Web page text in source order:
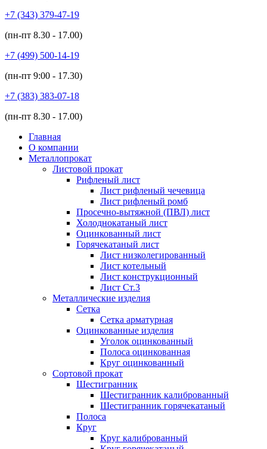
+7 (343) 379-47-19
(пн-пт 8.30 - 17.00)
+7 (499) 500-14-19
(пн-пт 9:00 - 17.30)
+7 (383) 383-07-18
(пн-пт 8.30 - 17.00)
Главная
О компании
Металлопрокат
Листовой прокат
Рифленый лист
Лист рифленый чечевица
Лист рифленый ромб
Просечно-вытяжной (ПВЛ) лист
Холоднокатаный лист
Оцинкованный лист
Горячекатаный лист
Лист низколегированный
Лист котельный
Лист конструкционный
Лист Ст.3
Металлические изделия
Сетка
Сетка арматурная
Оцинкованные изделия
Уголок оцинкованный
Полоса оцинкованная
Круг оцинкованный
Сортовой прокат
Шестигранник
Шестигранник калиброванный
Шестигранник горячекатаный
Полоса
Круг
Круг калиброванный